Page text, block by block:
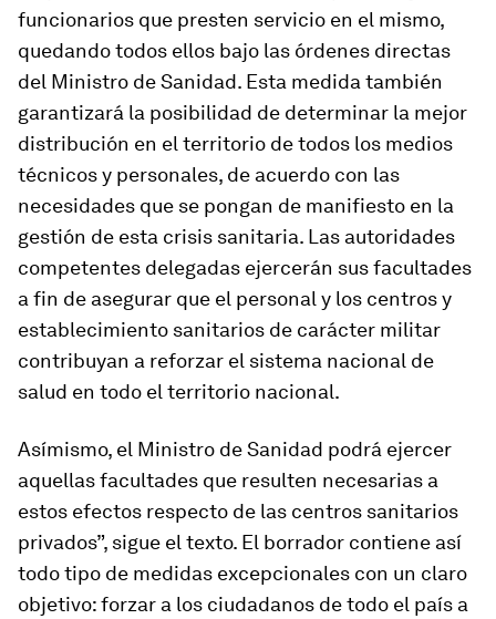
funcionarios que presten servicio en el mismo,
quedando todos ellos bajo las órdenes directas
del Ministro de Sanidad. Esta medida también
garantizará la posibilidad de determinar la mejor
distribución en el territorio de todos los medios
técnicos y personales, de acuerdo con las
necesidades que se pongan de manifiesto en la
gestión de esta crisis sanitaria. Las autoridades
competentes delegadas ejercerán sus facultades
a fin de asegurar que el personal y los centros y
establecimiento sanitarios de carácter militar
contribuyan a reforzar el sistema nacional de
salud en todo el territorio nacional.
Asímismo, el Ministro de Sanidad podrá ejercer
aquellas facultades que resulten necesarias a
estos efectos respecto de las centros sanitarios
privados”, sigue el texto. El borrador contiene así
todo tipo de medidas excepcionales con un claro
objetivo: forzar a los ciudadanos de todo el país a